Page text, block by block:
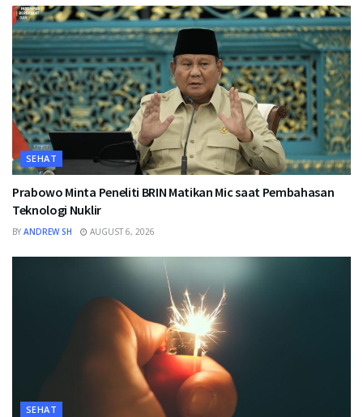
SEHAT
Prabowo Minta Peneliti BRIN Matikan Mic saat Pembahasan
Teknologi Nuklir
BY ANDREW SH AUGUST 6, 2026
SEHAT